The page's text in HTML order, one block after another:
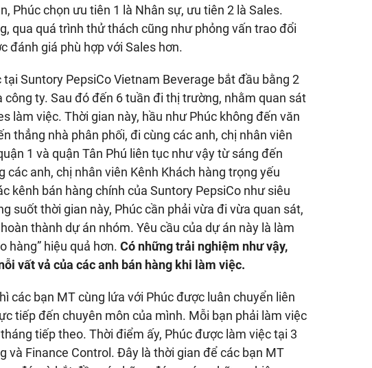
Phúc chọn ưu tiên 1 là Nhân sự, ưu tiên 2 là Sales.
qua quá trình thử thách cũng như phỏng vấn trao đổi
đánh giá phù hợp với Sales hơn.
Suntory PepsiCo Vietnam Beverage bắt đầu bằng 2
ty. Sau đó đến 6 tuần đi thị trường, nhằm quan sát
làm việc. Thời gian này, hầu như Phúc không đến văn
thẳng nhà phân phối, đi cùng các anh, chị nhân viên
1 và quận Tân Phú liên tục như vậy từ sáng đến
các anh, chị nhân viên Kênh Khách hàng trọng yếu
kênh bán hàng chính của Suntory PepsiCo như siêu
suốt thời gian này, Phúc cần phải vừa đi vừa quan sát,
thành dự án nhóm. Yêu cầu của dự án này là làm
hàng” hiệu quả hơn. Có những trải nghiệm như vậy,
vất vả của các anh bán hàng khi làm việc.
các bạn MT cùng lứa với Phúc được luân chuyển liên
tiếp đến chuyên môn của mình. Mỗi bạn phải làm việc
tiếp theo. Thời điểm ấy, Phúc được làm việc tại 3
và Finance Control. Đây là thời gian để các bạn MT